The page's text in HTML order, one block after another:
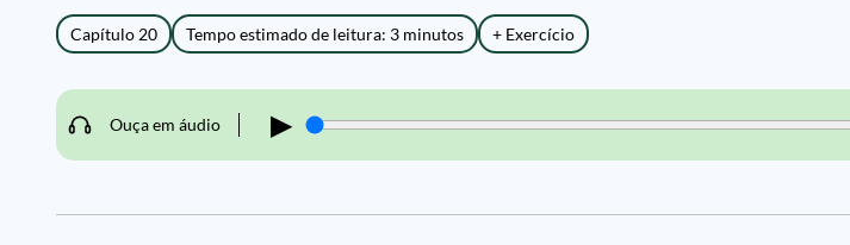
Capítulo 20 Tempo estimado de leitura: 3 minutos + Exercício
Ouça em áudio ▶